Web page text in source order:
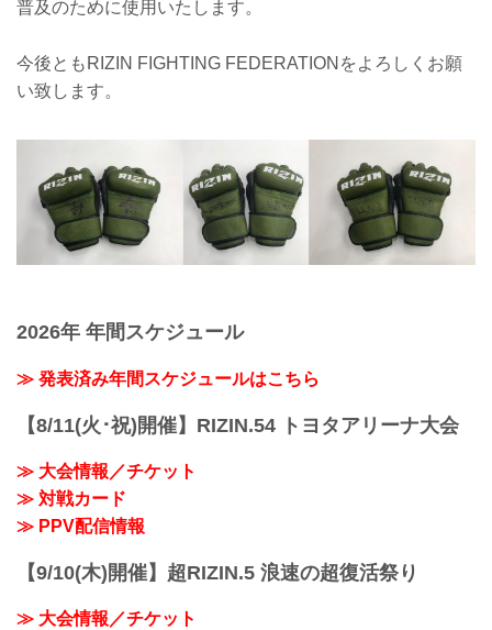
普及のために使用いたします。
今後ともRIZIN FIGHTING FEDERATIONをよろしくお願
い致します。
2026年 年間スケジュール
≫ 発表済み年間スケジュールはこちら
【8/11(火･祝)開催】RIZIN.54 トヨタアリーナ大会
≫ 大会情報／チケット
≫ 対戦カード
≫ PPV配信情報
【9/10(木)開催】超RIZIN.5 浪速の超復活祭り
≫ 大会情報／チケット